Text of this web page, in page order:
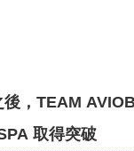
後，TEAM
取得突破